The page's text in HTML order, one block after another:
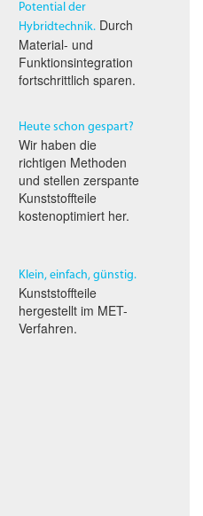
Potential der
Hybridtechnik.Durch
Material- und
Funktionsintegration
fortschrittlich sparen.
Heute schon gespart?
Wir haben die
richtigen Methoden
und stellen zerspante
Kunststoffteile
kostenoptimiert her.
Klein, einfach, günstig.
Kunststoffteile
hergestellt im MET-
Verfahren.